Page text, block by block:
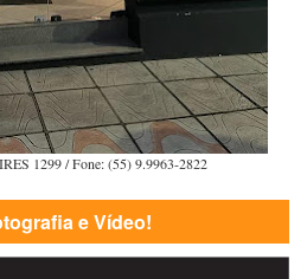
1299 / Fone: (55) 9.9963-2822
e Vídeo!